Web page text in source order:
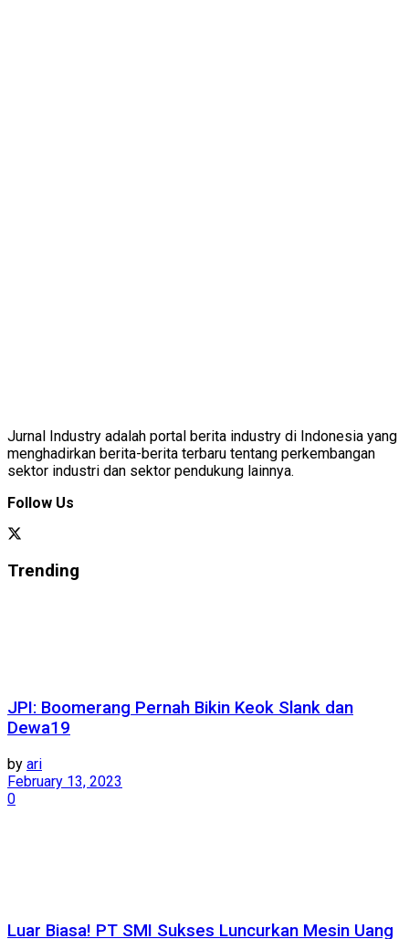
Jurnal Industry adalah portal berita industry di Indonesia yang
menghadirkan berita-berita terbaru tentang perkembangan
sektor industri dan sektor pendukung lainnya.
Follow Us
Trending
JPI: Boomerang Pernah Bikin Keok Slank dan
Dewa19
by ari
February 13, 2023
0
Luar Biasa! PT SMI Sukses Luncurkan Mesin Uang